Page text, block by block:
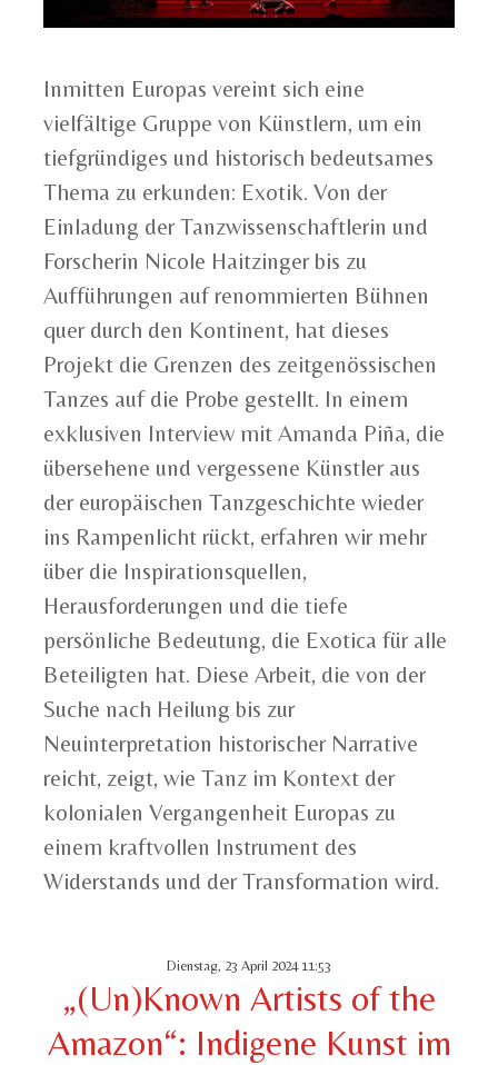
Inmitten Europas vereint sich eine
vielfältige Gruppe von Künstlern, um ein
tiefgründiges und historisch bedeutsames
Thema zu erkunden: Exotik. Von der
Einladung der Tanzwissenschaftlerin und
Forscherin Nicole Haitzinger bis zu
Aufführungen auf renommierten Bühnen
quer durch den Kontinent, hat dieses
Projekt die Grenzen des zeitgenössischen
Tanzes auf die Probe gestellt. In einem
exklusiven Interview mit Amanda Piña, die
übersehene und vergessene Künstler aus
der europäischen Tanzgeschichte wieder
ins Rampenlicht rückt, erfahren wir mehr
über die Inspirationsquellen,
Herausforderungen und die tiefe
persönliche Bedeutung, die Exotica für alle
Beteiligten hat. Diese Arbeit, die von der
Suche nach Heilung bis zur
Neuinterpretation historischer Narrative
reicht, zeigt, wie Tanz im Kontext der
kolonialen Vergangenheit Europas zu
einem kraftvollen Instrument des
Widerstands und der Transformation wird.
Dienstag, 23 April 2024 11:53
„(Un)Known Artists of the
Amazon“: Indigene Kunst im